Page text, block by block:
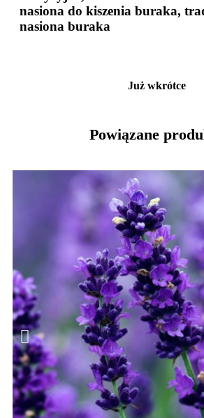
nasiona do kiszenia buraka,
nasiona buraka
Już wkrótce
Powiązane